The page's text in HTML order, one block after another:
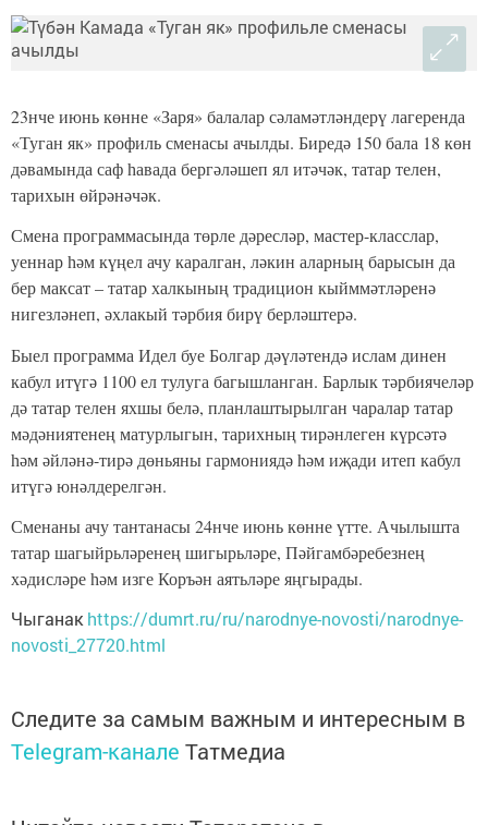
23нче июнь көнне «Заря» балалар сәламәтләндерү лагеренда
«Туган як» профиль сменасы ачылды. Биредә 150 бала 18 көн
дәвамында саф һавада бергәләшеп ял итәчәк, татар телен,
тарихын өйрәнәчәк.
Смена программасында төрле дәресләр, мастер-класслар,
уеннар һәм күңел ачу каралган, ләкин аларның барысын да
бер максат – татар халкының традицион кыйммәтләренә
нигезләнеп, әхлакый тәрбия бирү берләштерә.
Быел программа Идел буе Болгар дәүләтендә ислам динен
кабул итүгә 1100 ел тулуга багышланган. Барлык тәрбиячеләр
дә татар телен яхшы белә, планлаштырылган чаралар татар
мәдәниятенең матурлыгын, тарихның тирәнлеген күрсәтә
һәм әйләнә-тирә дөньяны гармониядә һәм иҗади итеп кабул
итүгә юнәлдерелгән.
Сменаны ачу тантанасы 24нче июнь көнне үтте. Ачылышта
татар шагыйрьләренең шигырьләре, Пәйгамбәребезнең
хәдисләре һәм изге Коръән аятьләре яңгырады.
Чыганакhttps://dumrt.ru/ru/narodnye-novosti/narodnye-
novosti_27720.html
Следите за самым важным и интересным в
Telegram-канале Татмедиа